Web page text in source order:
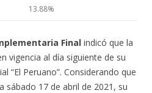
13.88%
Final indicó que la
vigencia al día siguiente de su
“El Peruano”. Considerando que
sábado 17 de abril de 2021, su